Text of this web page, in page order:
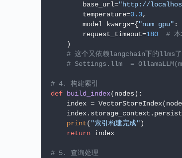
        base_url=
"http://
        temperature=
0.3,
        model_kwargs={
"num_gpu" :
        request_timeout=
180
# 本
    )
# 这个又依赖langchain下的llms了
# Settings.llm  =
# 4. 构建索引
def build_index(nodes):
index =
print( "索引构建完成")
return index
# 5. 查询处理